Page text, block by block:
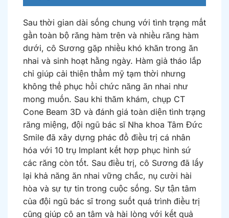
Sau thời gian dài sống chung với tình trạng mất
gần toàn bộ răng hàm trên và nhiều răng hàm
dưới, cô Sương gặp nhiều khó khăn trong ăn
nhai và sinh hoạt hằng ngày. Hàm giả tháo lắp
chỉ giúp cải thiện thẩm mỹ tạm thời nhưng
không thể phục hồi chức năng ăn nhai như
mong muốn. Sau khi thăm khám, chụp CT
Cone Beam 3D và đánh giá toàn diện tình trạng
răng miệng, đội ngũ bác sĩ Nha khoa Tâm Đức
Smile đã xây dựng phác đồ điều trị cá nhân
hóa với 10 trụ Implant kết hợp phục hình sứ
các răng còn tốt. Sau điều trị, cô Sương đã lấy
lại khả năng ăn nhai vững chắc, nụ cười hài
hòa và sự tự tin trong cuộc sống. Sự tận tâm
của đội ngũ bác sĩ trong suốt quá trình điều trị
cũng giúp cô an tâm và hài lòng với kết quả